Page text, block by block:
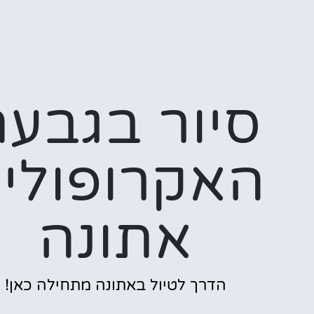
סיור
אתונה
הדרך לטיול באתונה מתחילה כאן!